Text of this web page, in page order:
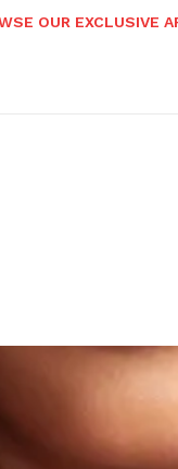
OUR EXCLUSIVE